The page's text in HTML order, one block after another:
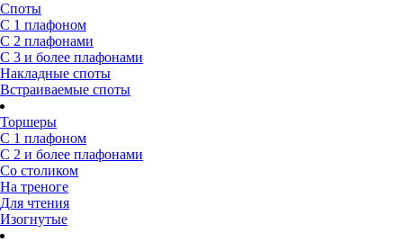
Споты
С 1 плафоном
С 2 плафонами
С 3 и более плафонами
Накладные споты
Встраиваемые споты
Торшеры
С 1 плафоном
С 2 и более плафонами
Со столиком
На треноге
Для чтения
Изогнутые